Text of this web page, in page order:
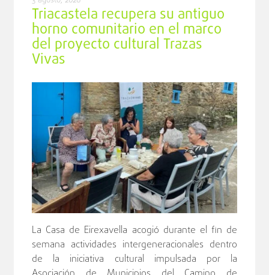
Triacastela recupera su antiguo
horno comunitario en el marco
del proyecto cultural Trazas
Vivas
La Casa de Eirexavella acogió durante el fin de
semana actividades intergeneracionales dentro
de la iniciativa cultural impulsada por la